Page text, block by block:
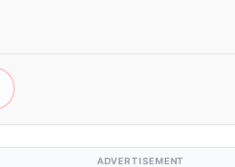
ADVERTISEMENT